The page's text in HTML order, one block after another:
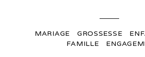
MARIAGE GROSSESSE
FAMILLE